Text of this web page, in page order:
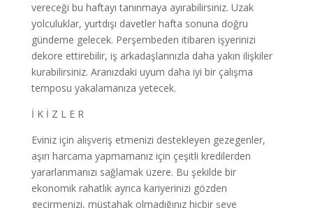
vereceği bu haftayı tanınmaya ayırabilirsiniz. Uzak
yolculuklar, yurtdışı davetler hafta sonuna doğru
gündeme gelecek. Perşembeden itibaren işyerinizi
dekore ettirebilir, iş arkadaşlarınızla daha yakın ilişkiler
kurabilirsiniz. Aranızdaki uyum daha iyi bir çalışma
temposu yakalamanıza yetecek.
İ K İ Z L E R
Eviniz için alışveriş etmenizi destekleyen gezegenler,
aşırı harcama yapmamanız için çeşitli kredilerden
yararlanmanızı sağlamak üzere. Bu şekilde bir
ekonomik rahatlık ayrıca kariyerinizi gözden
geçirmenizi, müstahak olmadığınız hiçbir şeye